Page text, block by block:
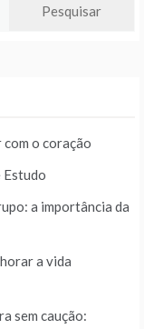
com o coração
Estudo
a importância da
a vida
sem caução: